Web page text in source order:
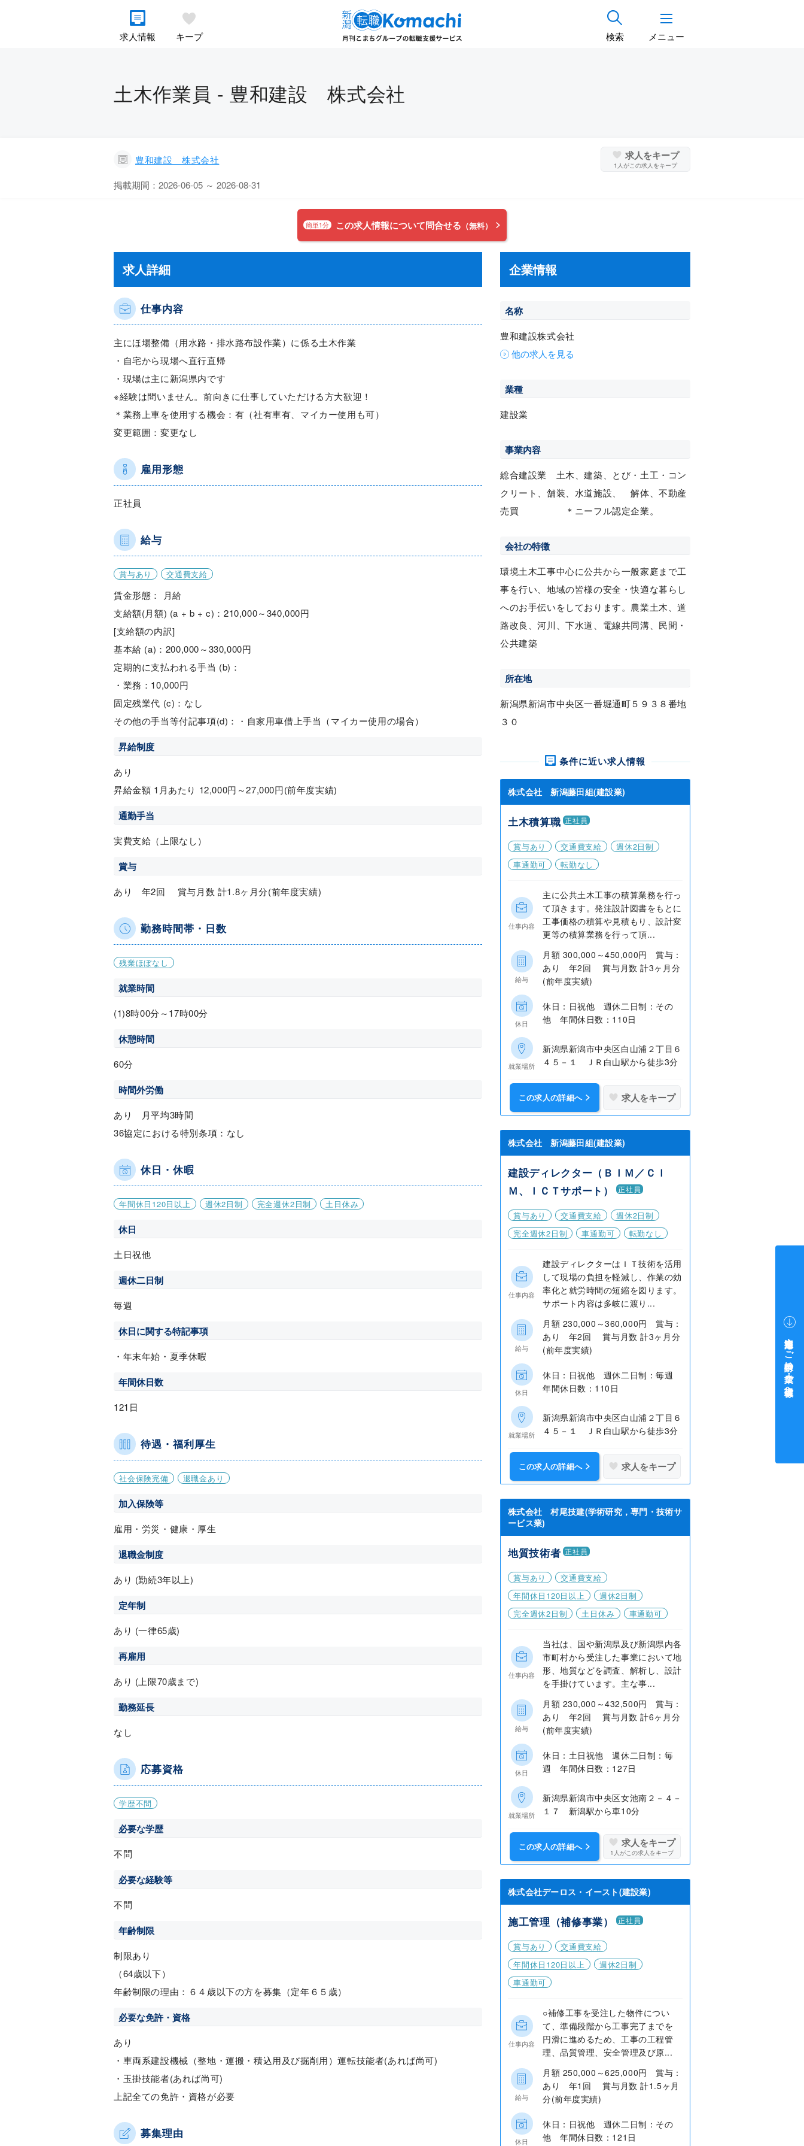
求人情報 キープ 検索 メニュー
土木作業員 - 豊和建設 株式会社
豊和建設 株式会社 求人をキープ
1 人がこの求人をキープ
掲載期間：2026-06-05 ～ 2026-08-31
簡単1分 この求人情報について問合せる （無料）
求人詳細
仕事内容
主にほ場整備（用水路・排水路布設作業）に係る土木作業
・自宅から現場へ直行直帰
・現場は主に新潟県内です
※経験は問いません。前向きに仕事していただける方大歓迎！
＊業務上車を使用する機会：有（社有車有、マイカー使用も可）
変更範囲：変更なし
雇用形態
正社員
給与
賞与あり 交通費支給
賃金形態： 月給
支給額(月額) (a + b + c)：210,000～340,000円
[支給額の内訳]
基本給 (a)：200,000～330,000円
定期的に支払われる手当 (b)：
・業務：10,000円
固定残業代 (c)：なし
その他の手当等付記事項(d)：・自家用車借上手当（マイカー使用の場合）
昇給制度
あり
昇給金額 1月あたり 12,000円～27,000円(前年度実績)
通勤手当
実費支給（上限なし）
賞与
あり 年2回 賞与月数 計1.8ヶ月分(前年度実績)
勤務時間帯・日数
残業ほぼなし
就業時間
(1)8時00分～17時00分
休憩時間
60分
時間外労働
あり 月平均3時間
36協定における特別条項：なし
休日・休暇
年間休日120日以上 週休2日制 完全週休2日制 土日休み
休日
土日祝他
週休二日制
毎週
休日に関する特記事項
・年末年始・夏季休暇
年間休日数
121日
待遇・福利厚生
社会保険完備 退職金あり
加入保険等
雇用・労災・健康・厚生
退職金制度
あり (勤続3年以上)
定年制
あり (一律65歳)
再雇用
あり (上限70歳まで)
勤務延長
なし
応募資格
学歴不問
必要な学歴
不問
必要な経験等
不問
年齢制限
制限あり
（64歳以下）
年齢制限の理由：６４歳以下の方を募集（定年６５歳）
必要な免許・資格
あり
・車両系建設機械（整地・運搬・積込用及び掘削用）運転技能者(あれば尚可)
・玉掛技能者(あれば尚可)
上記全ての免許・資格が必要
募集理由
企業情報
名称
豊和建設株式会社
他の求人を見る
業種
建設業
事業内容
総合建設業 土木、建築、とび・土工・コン
クリート、舗装、水道施設、 解体、不動産
売買 ＊ニーフル認定企業。
会社の特徴
環境土木工事中心に公共から一般家庭まで工
事を行い、地域の皆様の安全・快適な暮らし
へのお手伝いをしております。農業土木、道
路改良、河川、下水道、電線共同溝、民間・
公共建築
所在地
新潟県新潟市中央区一番堀通町５９３８番地
３０
条件に近い求人情報
株式会社 新潟藤田組(建設業)
土木積算職 正社員
賞与あり 交通費支給
週休2日制
車通勤可
転勤なし
仕事内容
主に公共土木工事の積算業務を行っ
て頂きます。発注設計図書をもとに
工事価格の積算や見積もり、設計変
更等の積算業務を行って頂...
給与
月額 300,000～450,000円 賞与：
あり 年2回 賞与月数 計3ヶ月分
(前年度実績)
休日
休日：日祝他 週休二日制：その
他 年間休日数：110日
就業場所
新潟県新潟市中央区白山浦２丁目６
４５－１ ＪＲ白山駅から徒歩3分
この求人の詳細へ 求人をキープ
株式会社 新潟藤田組(建設業)
建設ディレクター（ＢＩＭ／ＣＩ
Ｍ、ＩＣＴサポート）
正社員
賞与あり 交通費支給
週休2日制
完全週休2日制
車通勤可 転勤なし
仕事内容
建設ディレクターはＩＴ技術を活用
して現場の負担を軽減し、作業の効
率化と就労時間の短縮を図ります。
サポート内容は多岐に渡り...
給与
月額 230,000～360,000円 賞与：
あり 年2回 賞与月数 計3ヶ月分
(前年度実績)
休日
休日：日祝他 週休二日制：毎週
年間休日数：110日
就業場所
新潟県新潟市中央区白山浦２丁目６
４５－１ ＪＲ白山駅から徒歩3分
この求人の詳細へ 求人をキープ
株式会社 村尾技建(学術研究，専門・技術サ
ービス業)
地質技術者 正社員
賞与あり
交通費支給
年間休日120日以上
週休2日制
完全週休2日制
土日休み 車通勤可
仕事内容
当社は、国や新潟県及び新潟県内各
市町村から受注した事業において地
形、地質などを調査、解析し、設計
を手掛けています。主な事...
給与
月額 230,000～432,500円 賞与：
あり 年2回 賞与月数 計6ヶ月分
(前年度実績)
休日
休日：土日祝他 週休二日制：毎
週 年間休日数：127日
就業場所
新潟県新潟市中央区女池南２－４－
１７ 新潟駅から車10分
この求人の詳細へ 求人をキープ
1 人がこの求人をキープ
株式会社デーロス・イースト(建設業)
施工管理（補修事業） 正社員
賞与あり
交通費支給
年間休日120日以上
週休2日制
車通勤可
仕事内容
○補修工事を受注した物件につい
て、準備段階から工事完了までを
円滑に進めるため、工事の工程管
理、品質管理、安全管理及び原...
給与
月額 250,000～625,000円 賞与：
あり 年1回 賞与月数 計1.5ヶ月
分(前年度実績)
休日
休日：日祝他 週休二日制：その
他 年間休日数：121日
中途採用をご検討中の企業・ご担当者様へ